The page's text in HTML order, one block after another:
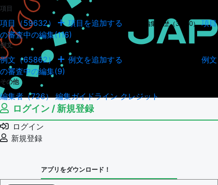
項目
項目（59632） 項目を追加する 項目の編集履歴（34950） 項目
の審査中の編集(116)
例文
例文（65862） 例文を追加する
例文
の審査中の編集(9)
その他
編集者（726）編集ガイドラインクレジット
ログイン / 新規登録
ログイン
新規登録
アプリをダウンロード！